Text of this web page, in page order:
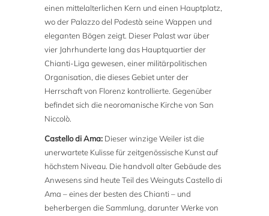
einen mittelalterlichen Kern und einen Hauptplatz,
wo der Palazzo del Podestà seine Wappen und
eleganten Bögen zeigt. Dieser Palast war über
vier Jahrhunderte lang das Hauptquartier der
Chianti-Liga gewesen, einer militärpolitischen
Organisation, die dieses Gebiet unter der
Herrschaft von Florenz kontrollierte. Gegenüber
befindet sich die neoromanische Kirche von San
Niccolò.
Castello di Ama: Dieser winzige Weiler ist die
unerwartete Kulisse für zeitgenössische Kunst auf
höchstem Niveau. Die handvoll alter Gebäude des
Anwesens sind heute Teil des Weinguts Castello di
Ama – eines der besten des Chianti – und
beherbergen die Sammlung, darunter Werke von